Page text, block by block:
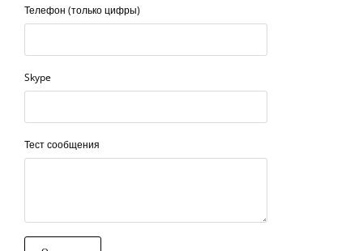
Телефон (только цифры)
Skype
Тест сообщения